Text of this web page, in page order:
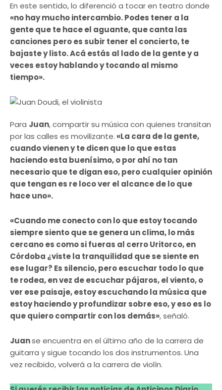
En este sentido, lo diferenció a tocar en teatro donde
«no hay mucho intercambio. Podes tener a la
gente que te hace el aguante, que canta las
canciones pero es subir tener el concierto, te
bajaste y listo. Acá estás al lado de la gente y a
veces estoy hablando y tocando al mismo
tiempo».
Para Juan, compartir su música con quienes transitan
por las calles es movilizante. «La cara de la gente,
cuando vienen y te dicen que lo que estas
haciendo esta buenísimo, o por ahí no tan
necesario que te digan eso, pero cualquier opinión
que tengan es re loco ver el alcance de lo que
hace uno».
«Cuando me conecto con lo que estoy tocando
siempre siento que se genera un clima, lo más
cercano es como si fueras al cerro Uritorco, en
Córdoba ¿viste la tranquilidad que se siente en
ese lugar? Es silencio, pero escuchar todo lo que
te rodea, en vez de escuchar pájaros, el viento, o
ver ese paisaje, estoy escuchando la música que
estoy haciendo y profundizar sobre eso, y eso es lo
que quiero compartir con los demás», señaló.
Juanse encuentra en el último año de la carrera de
guitarra y sigue tocando los dos instrumentos. Una
vez recibido, volverá a la carrera de violín.